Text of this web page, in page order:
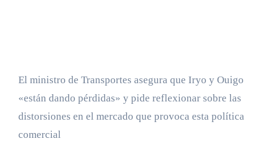
El ministro de Transportes asegura que Iryo y Ouigo
«están dando pérdidas» y pide reflexionar sobre las
distorsiones en el mercado que provoca esta política
comercial